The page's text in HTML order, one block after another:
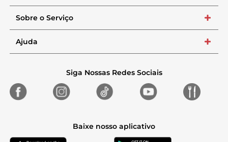
Sobre o Serviço +
Ajuda +
Siga Nossas Redes Sociais
Baixe nosso aplicativo